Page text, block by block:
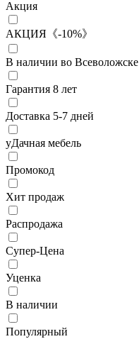
Акция
АКЦИЯ《-10%》
В наличии во Всеволожске
Гарантия 8 лет
Доставка 5-7 дней
уДачная мебель
Промокод
Хит продаж
Распродажа
Супер-Цена
Уценка
В наличии
Популярный